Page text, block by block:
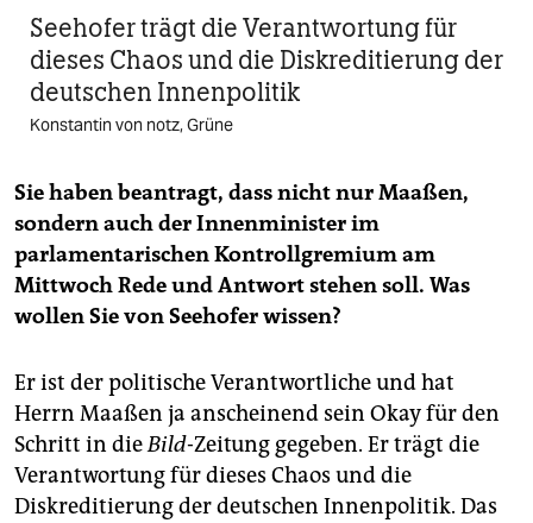
Seehofer trägt die Verantwortung für
dieses Chaos und die Diskreditierung der
deutschen Innenpolitik
Konstantin von notz, Grüne
Sie haben beantragt, dass nicht nur Maaßen,
sondern auch der Innenminister im
parlamentarischen Kontrollgremium am
Mittwoch Rede und Antwort stehen soll. Was
wollen Sie von Seehofer wissen?
Er ist der politische Verantwortliche und hat
Herrn Maaßen ja anscheinend sein Okay für den
Schritt in dieBild-Zeitung gegeben. Er trägt die
Verantwortung für dieses Chaos und die
Diskreditierung der deutschen Innenpolitik. Das